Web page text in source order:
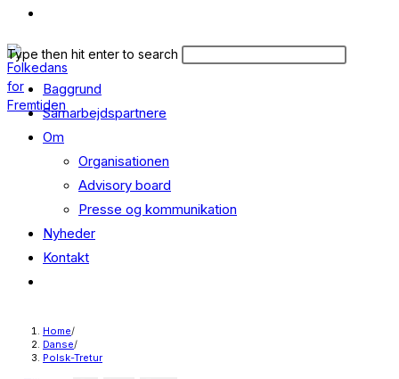
Skip
to
content
Search
this
website
Type then hit enter to search
Baggrund
Samarbejdspartnere
Om
Organisationen
Advisory board
Presse og kommunikation
Nyheder
Kontakt
search
Home/
Danse/
Polsk-Tretur